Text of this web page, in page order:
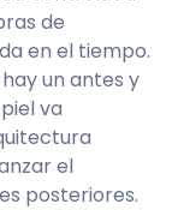
de
en el tiempo.
un antes y
va
el
posteriores.